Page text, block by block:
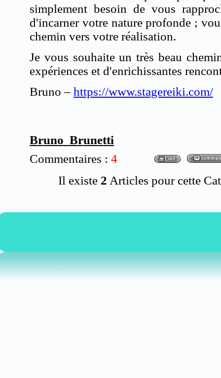
simplement besoin de vous
d'incarner votre nature profonde ;
chemin vers votre réalisation.
Je vous souhaite un très beau
expériences et d'enrichissantes
Bruno – https://www.stagereiki.com/
Bruno Brunetti
Commentaires : 4
Il existe 2 Articles pour cette